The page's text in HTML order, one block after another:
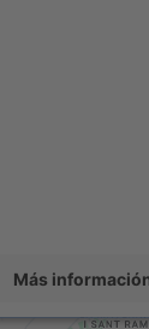
Más